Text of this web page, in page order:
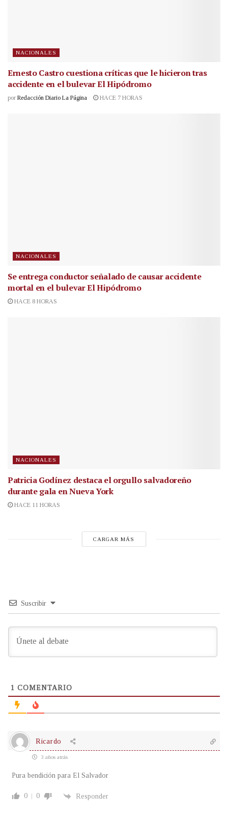
NACIONALES
Ernesto Castro cuestiona críticas que le hicieron tras
accidente en el bulevar El Hipódromo
por Redacción Diario La Página HACE 7 HORAS
NACIONALES
Se entrega conductor señalado de causar accidente
mortal en el bulevar El Hipódromo
HACE 8 HORAS
NACIONALES
Patricia Godínez destaca el orgullo salvadoreño
durante gala en Nueva York
HACE 11 HORAS
CARGAR MÁS
Suscribir
1 COMENTARIO
Ricardo
3 años atrás
Pura bendición para El Salvador
0 0 Responder